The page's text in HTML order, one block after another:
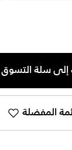
سلة التسوق
المفضلة